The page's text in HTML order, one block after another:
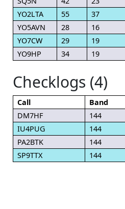
YO2LTA
55 37
YO5AVN
28 16
YO7CW
29 19
YO9HP
34 19
Checklogs (4)
Call
Band
DM7HF
144
IU4PUG
144
PA2BTK
144
SP9TTX
144